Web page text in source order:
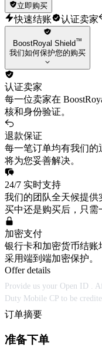
立即购买
快速结账 认证卖家
BoostRoyal Shield™
我们如何保护您的购买
认证卖家
每一位卖家在
核和身份验证。
退款保证
每一笔订单均有我们
将为您妥善解决。
24/7 实时支持
我们的团队全天候提
买中还是购买后，只需
加密支付
银行卡和加密货币结账
采用端到端加密保护。
Offer details
Provide us your Open ID .
Duty Mobile CP to be
订单摘要
准备下单